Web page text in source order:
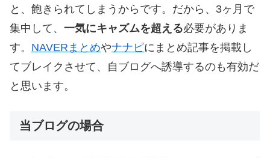
と、飽きられてしまうからです。だから、3ヶ月で
集中して、 一気にキャズムを超える必要がありま
す。 NAVERまとめやナナピにまとめ記事を掲載し
てブレイクさせて、自ブログへ誘導するのも有効だ
と思います。
当ブログの場合